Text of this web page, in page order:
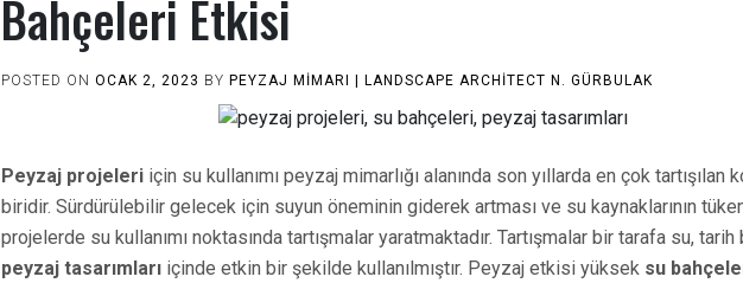
Bahçeleri Etkisi
POSTED ON OCAK 2, 2023 BY PEYZAJ MIMARI | LANDSCAPE ARCHİTECT N. GÜRBULAK
Peyzaj projeleri için su kullanımı peyzaj mimarlığı alanında son yıllarda en çok tartışılan
biridir. Sürdürülebilir gelecek için suyun öneminin giderek artması ve su kaynaklarının
projelerde su kullanımı noktasında tartışmalar yaratmaktadır. Tartışmalar bir tarafa su, tarih
peyzaj tasarımları içinde etkin bir şekilde kullanılmıştır. Peyzaj etkisi yüksek su